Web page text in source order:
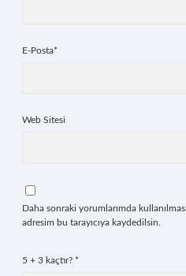
E-Posta*
Web Sitesi
Daha sonraki yorumlarımda
adresim bu tarayıcıya kaydedilsin.
5 + 3 kaçtır? *